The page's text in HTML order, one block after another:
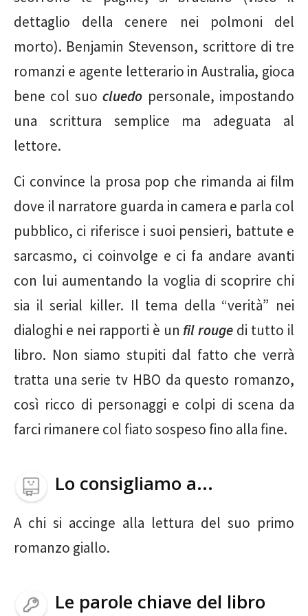
dettaglio della cenere nei polmoni del
morto). Benjamin Stevenson, scrittore di tre
romanzi e agente letterario in Australia, gioca
bene col suocluedo personale, impostando
una scrittura semplice ma adeguata al
lettore.
Ci convince la prosa pop che rimanda ai film
dove il narratore guarda in camera e parla col
pubblico, ci riferisce i suoi pensieri, battute e
sarcasmo, ci coinvolge e ci fa andare avanti
con lui aumentando la voglia di scoprire chi
sia il serial killer. Il tema della “verità” nei
dialoghi e nei rapporti è un fil rouge di tutto il
libro. Non siamo stupiti dal fatto che verrà
tratta una serie tv HBO da questo romanzo,
così ricco di personaggi e colpi di scena da
farci rimanere col fiato sospeso fino alla fine.
Lo consigliamo a...
A chi si accinge alla lettura del suo primo
romanzo giallo.
Le parole chiave del libro